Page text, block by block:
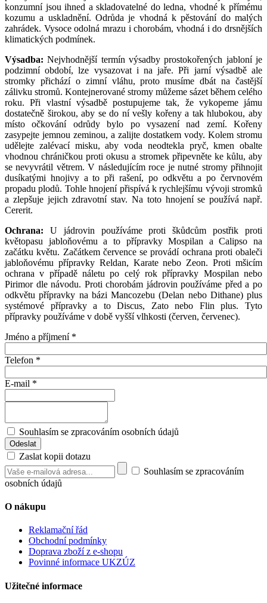
konzumní jsou ihned a skladovatelné do ledna, vhodné k přímému
kozumu a uskladnění. Odrůda je vhodná k pěstování do malých
zahrádek. Vysoce odolná mrazu i chorobám, vhodná i do drsnějších
klimatických podmínek.
Výsadba: Nejvhodnější termín výsadby prostokořených jabloní je
podzimní období, lze vysazovat i na jaře. Při jarní výsadbě ale
stromky přichází o zimní vláhu, proto musíme dbát na častější
zálivku stromů. Kontejnerované stromy můžeme sázet během celého
roku. Při vlastní výsadbě postupujeme tak, že vykopeme jámu
dostatečně širokou, aby se do ní vešly kořeny a tak hlubokou, aby
místo očkování odrůdy bylo po vysazení nad zemí. Kořeny
zasypejte jemnou zeminou, a zalijte dostatkem vody. Kolem stromu
udělejte zalévací misku, aby voda neodtekla pryč, kmen obalte
vhodnou chráničkou proti okusu a stromek připevněte ke kůlu, aby
se nevyvrátil větrem. V následujícím roce je nutné stromy přihnojit
dusíkatými hnojivy a to při rašení, po odkvětu a po červnovém
propadu plodů. Tohle hnojení přispívá k rychlejšímu vývoji stromků
a zlepšuje jejich zdravotní stav. Na toto hnojení se používá např.
Cererit.
Ochrana: U jádrovin používáme proti škůdcům postřik proti
květopasu jabloňovému a to přípravky Mospilan a Calipso na
začátku květu. Začátkem července se provádí ochrana proti obaleči
jabloňovému přípravky Reldan, Karate nebo Zeon. Proti mšicím
ochrana v případě náletu po celý rok přípravky Mospilan nebo
Pirimor dle návodu. Proti chorobám jádrovin používáme před a po
odkvětu přípravky na bázi Mancozebu (Delan nebo Dithane) plus
systémové přípravky a to Discus, Zato nebo Flin plus. Tyto
přípravky používáme v době vyšší vlhkosti (červen, červenec).
Jméno a příjmení *
Telefon *
E-mail *
Souhlasím se zpracováním osobních údajů
Zaslat kopii dotazu
Souhlasím se zpracováním
osobních údajů
O nákupu
Reklamační řád
Obchodní podmínky
Doprava zboží z e-shopu
Povinné informace UKZÚZ
Užitečné informace